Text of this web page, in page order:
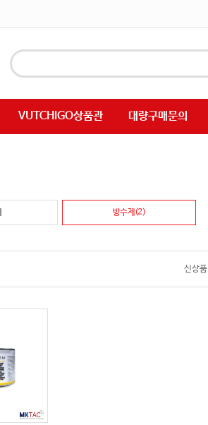
VUTCHIGO상품관 대량구매문의
방수제(2)
신상품